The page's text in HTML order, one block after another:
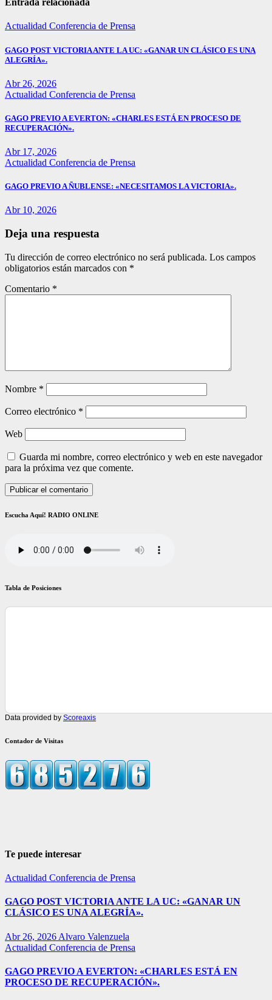
Entrada relacionada
Actualidad Conferencia de Prensa
GAGO POST VICTORIA ANTE LA UC: «GANAR UN CLÁSICO ES UNA
ALEGRÍA».
Abr 26, 2026
Actualidad Conferencia de Prensa
GAGO PREVIO A EVERTON: «CHARLES ESTÁ EN PROCESO DE
RECUPERACIÓN».
Abr 17, 2026
Actualidad Conferencia de Prensa
GAGO PREVIO A ÑUBLENSE: «NECESITAMOS LA VICTORIA».
Abr 10, 2026
Deja una respuesta
Tu dirección de correo electrónico no será publicada. Los campos
obligatorios están marcados con *
Comentario *
Nombre *
Correo electrónico *
Web
Guarda mi nombre, correo electrónico y web en este navegador
para la próxima vez que comente.
Escucha Aquí! RADIO ONLINE
Tabla de Posiciones
Data provided by Scoreaxis
Contador de Visitas
Te puede interesar
Actualidad Conferencia de Prensa
GAGO POST VICTORIA ANTE LA UC: «GANAR UN
CLÁSICO ES UNA ALEGRÍA».
Abr 26, 2026 Alvaro Valenzuela
Actualidad Conferencia de Prensa
GAGO PREVIO A EVERTON: «CHARLES ESTÁ EN
PROCESO DE RECUPERACIÓN».